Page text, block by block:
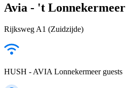
Avia - 't Lonnekermeer
Rijksweg A1 (Zuidzijde)
HUSH - AVIA Lonnekermeer guests